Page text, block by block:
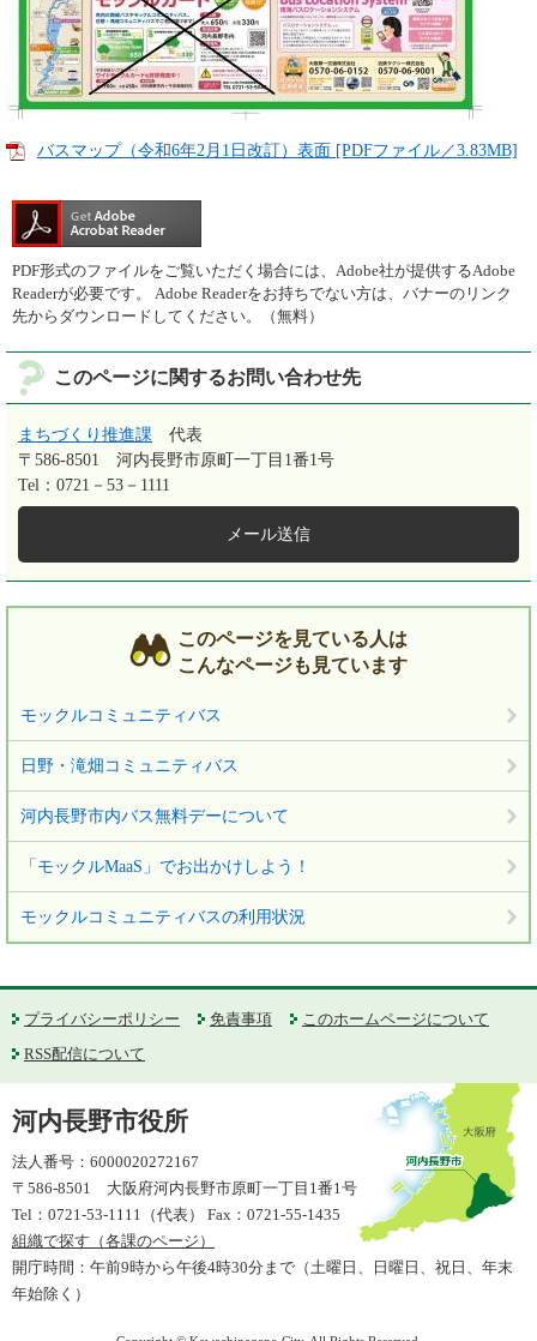
バスマップ（令和6年2月1日改訂）表面 [PDFファイル／3.83MB]
PDF形式のファイルをご覧いただく場合には、Adobe社が提供するAdobe
Readerが必要です。
Adobe Readerをお持ちでない方は、バナーのリンク
先からダウンロードしてください。（無料）
このページに関するお問い合わせ先
まちづくり推進課
代表
〒586-8501
河内長野市原町一丁目1番1号
Tel：0721－53－1111
メール送信
このページを見ている人は
こんなページも見ています
モックルコミュニティバス
日野・滝畑コミュニティバス
河内長野市内バス無料デーについて
「モックルMaaS」でお出かけしよう！
モックルコミュニティバスの利用状況
プライバシーポリシー 免責事項
このホームページについて
RSS配信について
河内長野市役所
法人番号：6000020272167
〒586-8501 大阪府河内長野市原町一丁目1番1号
Tel：0721-53-1111（代表） Fax：0721-55-1435
組織で探す（各課のページ）
開庁時間：午前9時から午後4時30分まで（土曜日、日曜日、祝日、年末
年始除く）